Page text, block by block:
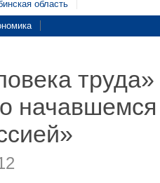
область
труда»
начавшемся